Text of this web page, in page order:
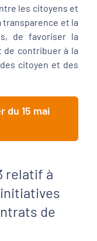
les citoyens et
et la
de favoriser la
contribuer à la
citoyen et des
du 15 mai
relatif à
initiatives
de